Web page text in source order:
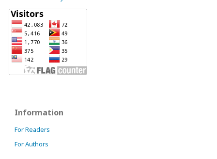
Information
For Readers
For Authors